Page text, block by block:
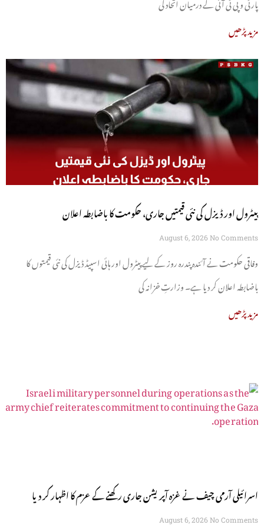
مزید پڑھیں
پیٹرول اور ڈیزل کی نئی قیمتیں جاری، حکومت کا باضابطہ اعلان
August 6, 2026 No Comments
وفاقی حکومت نے آئندہ پندرہ روز کے لیے پیٹرول اور ہائی اسپیڈ ڈیزل کی نئی قیمتوں کا
باضابطہ اعلان کر دیا ہے۔ وزارتِ خزانہ کی
مزید پڑھیں
اسرائیلی آرمی چیف نے غزہ آپریشن جاری رکھنے کے عزم کا اظہار کر دیا
August 6, 2026 No Comments